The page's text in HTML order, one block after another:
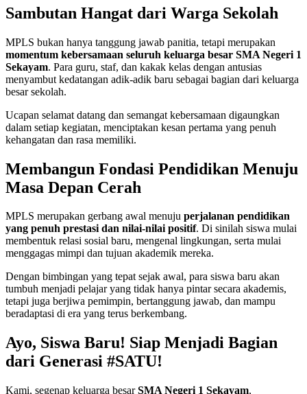
Sambutan Hangat dari Warga Sekolah
MPLS bukan hanya tanggung jawab panitia, tetapi merupakan
momentum kebersamaan seluruh keluarga besar SMA Negeri 1
Sekayam. Para guru, staf, dan kakak kelas dengan antusias
menyambut kedatangan adik-adik baru sebagai bagian dari keluarga
besar sekolah.
Ucapan selamat datang dan semangat kebersamaan digaungkan
dalam setiap kegiatan, menciptakan kesan pertama yang penuh
kehangatan dan rasa memiliki.
Membangun Fondasi Pendidikan Menuju
Masa Depan Cerah
MPLS merupakan gerbang awal menuju perjalanan pendidikan
yang penuh prestasi dan nilai-nilai positif. Di sinilah siswa mulai
membentuk relasi sosial baru, mengenal lingkungan, serta mulai
menggagas mimpi dan tujuan akademik mereka.
Dengan bimbingan yang tepat sejak awal, para siswa baru akan
tumbuh menjadi pelajar yang tidak hanya pintar secara akademis,
tetapi juga berjiwa pemimpin, bertanggung jawab, dan mampu
beradaptasi di era yang terus berkembang.
Ayo, Siswa Baru! Siap Menjadi Bagian
dari Generasi #SATU!
Kami, segenap keluarga besarSMA Negeri 1 Sekayam,